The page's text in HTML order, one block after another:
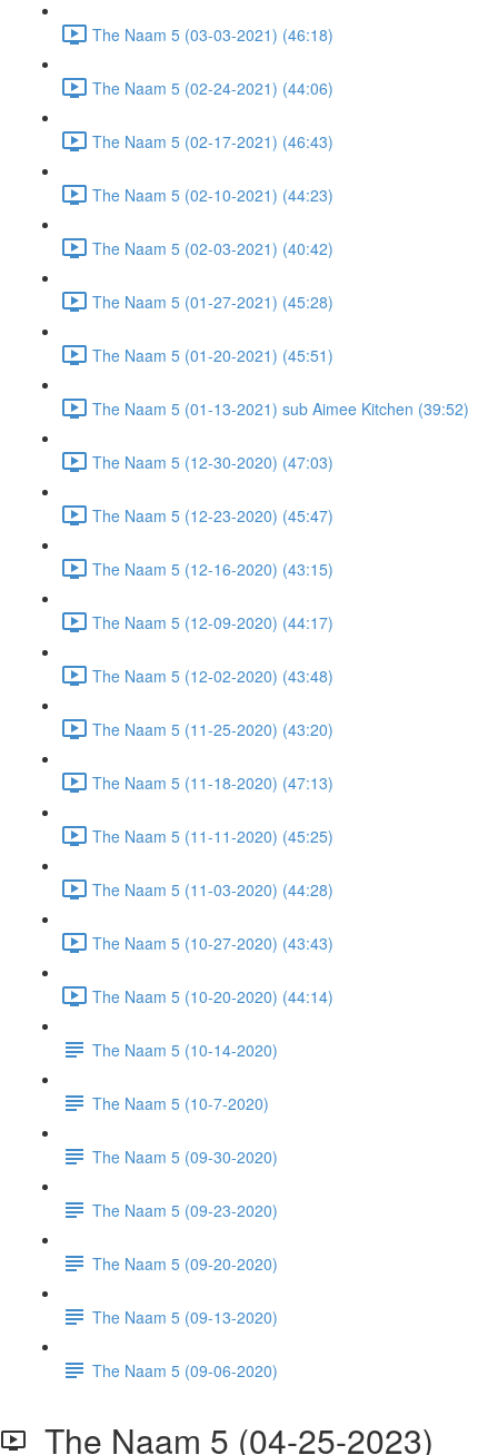
The Naam 5 (03-03-2021) (46:18)
The Naam 5 (02-24-2021) (44:06)
The Naam 5 (02-17-2021) (46:43)
The Naam 5 (02-10-2021) (44:23)
The Naam 5 (02-03-2021) (40:42)
The Naam 5 (01-27-2021) (45:28)
The Naam 5 (01-20-2021) (45:51)
The Naam 5 (01-13-2021) sub Aimee Kitchen (39:52)
The Naam 5 (12-30-2020) (47:03)
The Naam 5 (12-23-2020) (45:47)
The Naam 5 (12-16-2020) (43:15)
The Naam 5 (12-09-2020) (44:17)
The Naam 5 (12-02-2020) (43:48)
The Naam 5 (11-25-2020) (43:20)
The Naam 5 (11-18-2020) (47:13)
The Naam 5 (11-11-2020) (45:25)
The Naam 5 (11-03-2020) (44:28)
The Naam 5 (10-27-2020) (43:43)
The Naam 5 (10-20-2020) (44:14)
The Naam 5 (10-14-2020)
The Naam 5 (10-7-2020)
The Naam 5 (09-30-2020)
The Naam 5 (09-23-2020)
The Naam 5 (09-20-2020)
The Naam 5 (09-13-2020)
The Naam 5 (09-06-2020)
The Naam 5 (04-25-2023)